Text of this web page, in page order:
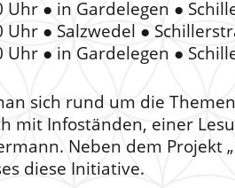
Uhr ● in Gardelegen ●
Uhr ● Salzwedel ●
Uhr ● in Gardelegen ●
sich rund um die
mit Infoständen, einer
Neben dem
diese Initiative.